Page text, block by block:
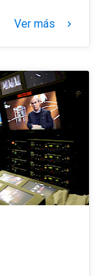
Ver más keyboard_arrow_right